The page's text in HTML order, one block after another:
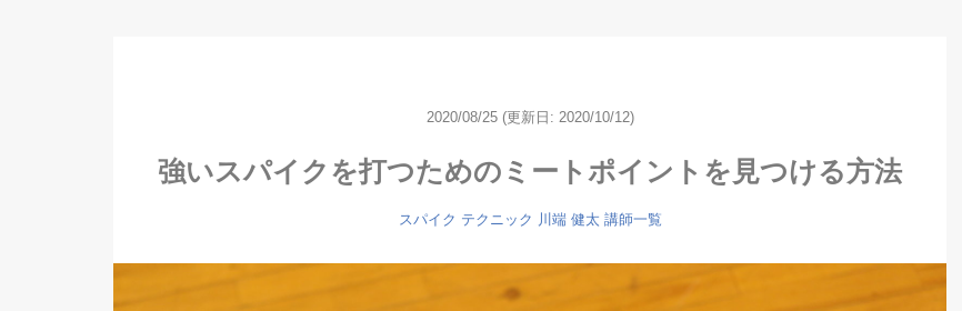
2020/08/25 (更新日: 2020/10/12)
強いスパイクを打つためのミートポイントを見つける方法
スパイク テクニック 川端 健太 講師一覧